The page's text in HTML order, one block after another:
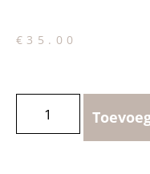
€ 35.00